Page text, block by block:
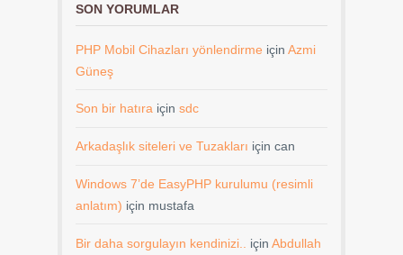
SON YORUMLAR
PHP Mobil Cihazları yönlendirme için Azmi
Güneş
Son bir hatıra için sdc
Arkadaşlık siteleri ve Tuzakları için can
Windows 7’de EasyPHP kurulumu (resimli
anlatım) için mustafa
Bir daha sorgulayın kendinizi.. için Abdullah